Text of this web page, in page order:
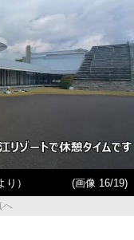
り）
(画像 16/19)